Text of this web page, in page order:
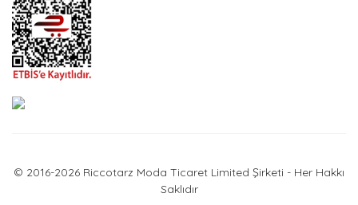
© 2016-2026 Riccotarz Moda Ticaret Limited Şirketi - Her Hakkı
Saklıdır